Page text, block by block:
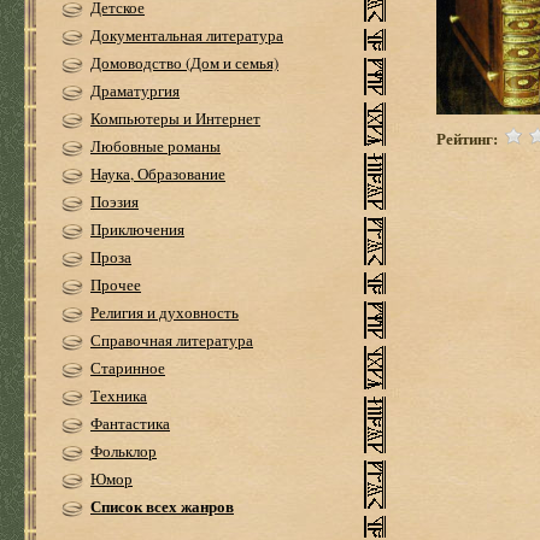
Детское
Документальная литература
Домоводство (Дом и семья)
Драматургия
Компьютеры и Интернет
Любовные романы
Наука, Образование
Поэзия
Приключения
Проза
Прочее
Религия и духовность
Справочная литература
Старинное
Техника
Фантастика
Фольклор
Юмор
Список всех жанров
Рейтинг: